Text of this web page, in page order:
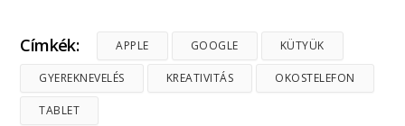
Címkék: APPLE GOOGLE KÜTYÜK
GYEREKNEVELÉS KREATIVITÁS OKOSTELEFON
TABLET